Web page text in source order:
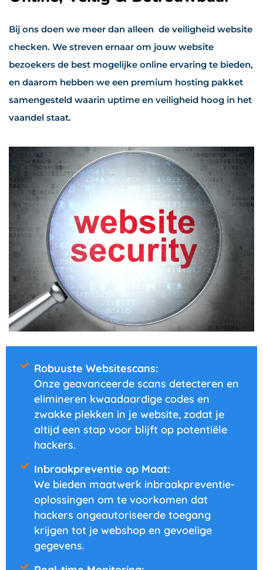
Bij ons doen we meer dan alleen de veiligheid website
checken. We streven ernaar om jouw website
bezoekers de best mogelijke online ervaring te bieden,
en daarom hebben we een premium hosting pakket
samengesteld waarin uptime en veiligheid hoog in het
vaandel staat.
Robuuste Websitescans:
Onze geavanceerde scans detecteren en
elimineren kwaadaardige codes en
zwakke plekken in je website, zodat je
altijd een stap voor blijft op potentiële
hackers.
Inbraakpreventie op Maat:
We bieden maatwerk inbraakpreventie-
oplossingen om te voorkomen dat
hackers ongeautoriseerde toegang
krijgen tot je webshop en gevoelige
gegevens.